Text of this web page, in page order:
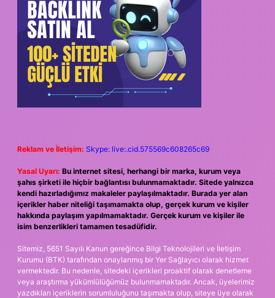
Reklam ve İletişim: Skype: live:.cid.575569c608265c69
Yasal Uyarı: Bu internet sitesi, herhangi bir marka, kurum veya
şahıs şirketi ile hiçbir bağlantısı bulunmamaktadır. Sitede yalnızca
kendi hazırladığımız makaleler paylaşılmaktadır. Burada yer alan
içerikler haber niteliği taşımamakta olup, gerçek kurum ve kişiler
hakkında paylaşım yapılmamaktadır. Gerçek kurum ve kişiler ile
isim benzerlikleri tamamen tesadüfidir.
Sitemiz, 5651 Sayılı Kanun gereğince Bilgi Teknolojileri ve İletişim
Kurumu (BTK) tarafından onaylanmış bir Yer Sağlayıcı olarak hizmet
vermektedir. Bu nedenle, sitedeki içerikleri proaktif olarak denetleme
veya araştırma yükümlülüğümüz bulunmamaktadır. Ancak, üyelerimiz
yazdıkları içeriklerin sorumluluğunu taşımakta olup, siteye üye olarak